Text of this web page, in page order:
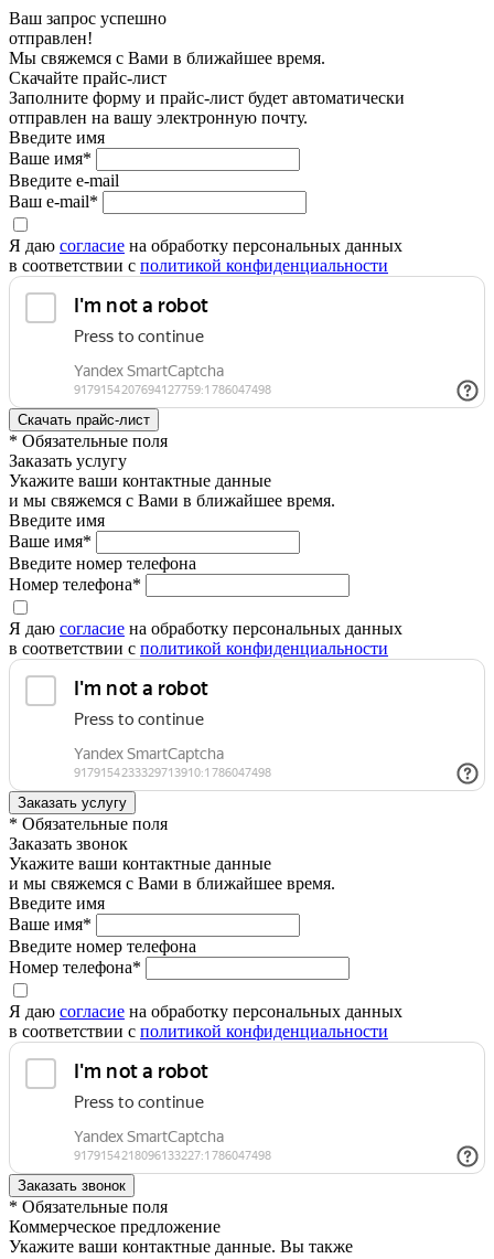
Ваш запрос успешно
отправлен!
Мы свяжемся с Вами в ближайшее время.
Скачайте прайс-лист
Заполните форму и прайс-лист будет автоматически
отправлен на вашу электронную почту.
Введите имя
Ваше имя*
Введите e-mail
Ваш e-mail*
Я даю согласие на обработку персональных данных
в соответствии с политикой конфиденциальности
* Обязательные поля
Заказать услугу
Укажите ваши контактные данные
и мы свяжемся с Вами в ближайшее время.
Введите имя
Ваше имя*
Введите номер телефона
Номер телефона*
Я даю согласие на обработку персональных данных
в соответствии с политикой конфиденциальности
* Обязательные поля
Заказать звонок
Укажите ваши контактные данные
и мы свяжемся с Вами в ближайшее время.
Введите имя
Ваше имя*
Введите номер телефона
Номер телефона*
Я даю согласие на обработку персональных данных
в соответствии с политикой конфиденциальности
* Обязательные поля
Коммерческое предложение
Укажите ваши контактные данные. Вы также